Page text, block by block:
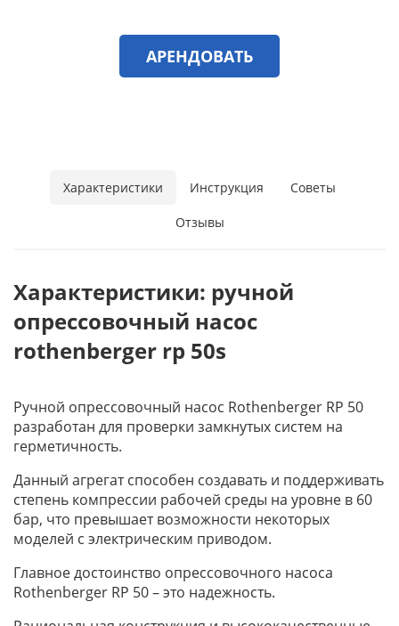
АРЕНДОВАТЬ
Характеристики Инструкция Советы
Отзывы
Характеристики: ручной
опрессовочный насос
rothenberger rp 50s
Ручной опрессовочный насос Rothenberger RP 50
разработан для проверки замкнутых систем на
герметичность.
Данный агрегат способен создавать и поддерживать
степень компрессии рабочей среды на уровне в 60
бар, что превышает возможности некоторых
моделей с электрическим приводом.
Главное достоинство опрессовочного насоса
Rothenberger RP 50 – это надежность.